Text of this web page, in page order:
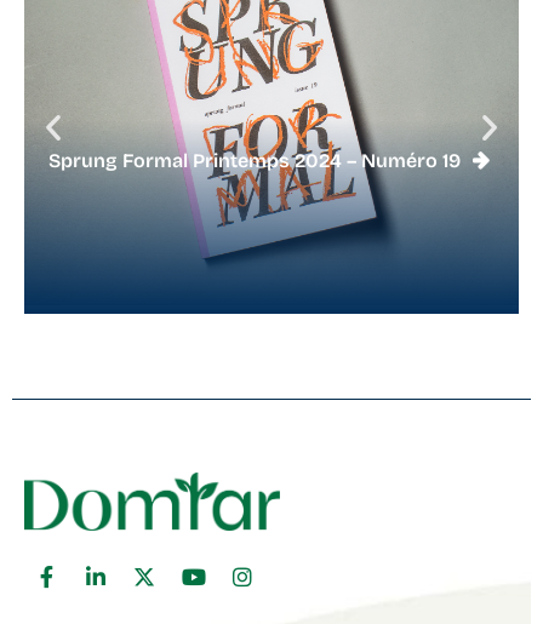
Sprung Formal Printemps 2024 – Numéro 19